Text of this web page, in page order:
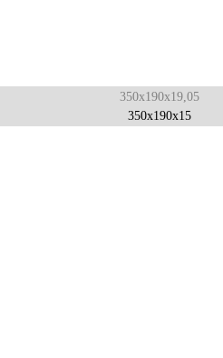
350x190x19,05
350x190x15